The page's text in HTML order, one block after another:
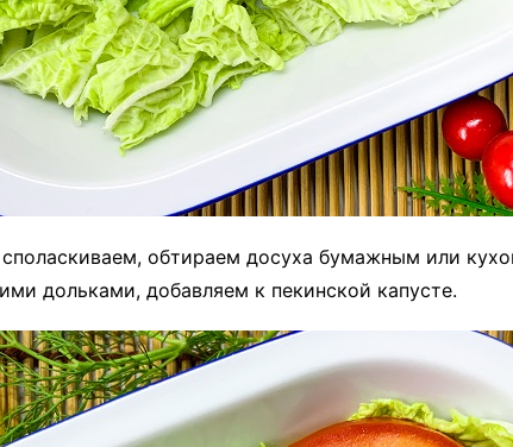
обтираем досуха бумажным или
дольками, добавляем к пекинской капусте.